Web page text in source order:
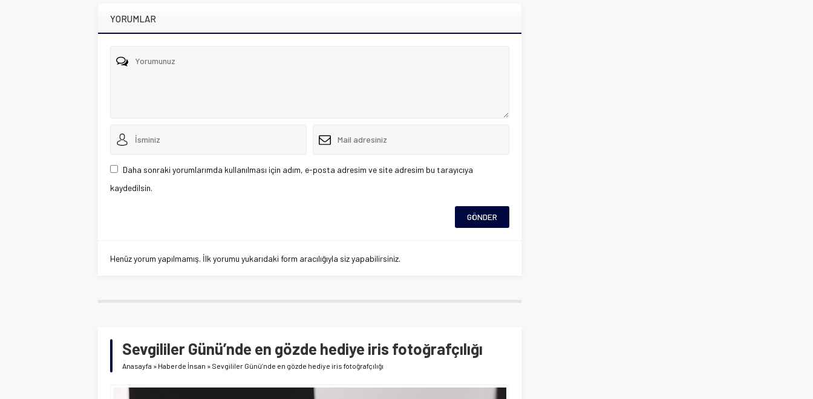
YORUMLAR
Daha sonraki yorumlarımda kullanılması için adım, e-posta adresim ve site adresim bu tarayıcıya
kaydedilsin.
Henüz yorum yapılmamış. İlk yorumu yukarıdaki form aracılığıyla siz yapabilirsiniz.
Sevgililer Günü’nde en gözde hediye iris fotoğrafçılığı
Anasayfa » Haberde İnsan » Sevgililer Günü’nde en gözde hediye iris fotoğrafçılığı